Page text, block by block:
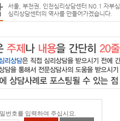
서울, 부천권, 인천심리상담센터 N0.1 자부심.
심리상담센터의 역사를 만들어가겠습니다.
번호를 입력하여 주십시요.